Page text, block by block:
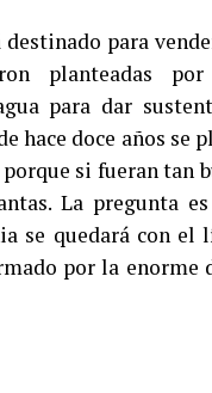
destinado para
planteadas
para dar
doce años se
si fueran tan
La pregunta
se quedará con el
por la enorme